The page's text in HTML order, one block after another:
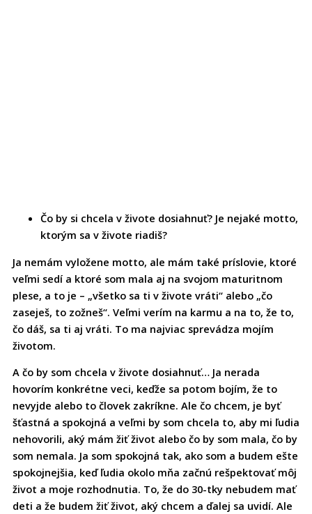
Čo by si chcela v živote dosiahnuť? Je nejaké motto,
ktorým sa v živote riadiš?
Ja nemám vyložene motto, ale mám také príslovie, ktoré
veľmi sedí a ktoré som mala aj na svojom maturitnom
plese, a to je – „všetko sa ti v živote vráti“ alebo „čo
zaseješ, to zožneš“. Veľmi verím na karmu a na to, že to,
čo dáš, sa ti aj vráti. To ma najviac sprevádza mojím
životom.
A čo by som chcela v živote dosiahnuť… Ja nerada
hovorím konkrétne veci, keďže sa potom bojím, že to
nevyjde alebo to človek zakríkne. Ale čo chcem, je byť
šťastná a spokojná a veľmi by som chcela to, aby mi ľudia
nehovorili, aký mám žiť život alebo čo by som mala, čo by
som nemala. Ja som spokojná tak, ako som a budem ešte
spokojnejšia, keď ľudia okolo mňa začnú rešpektovať môj
život a moje rozhodnutia. To, že do 30-tky nebudem mať
deti a že budem žiť život, aký chcem a ďalej sa uvidí. Ale